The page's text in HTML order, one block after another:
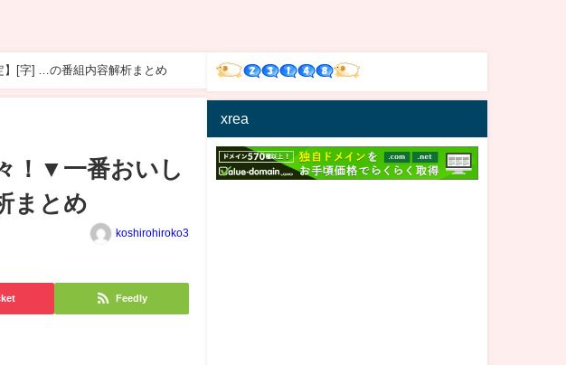
】[字] …の番組内容解析まとめ
！▼一番おいし
まとめ
koshirohiroko3
Feedly
xrea